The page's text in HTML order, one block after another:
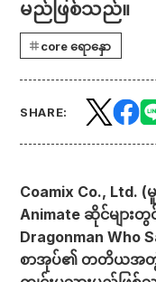
မည်ဖြစ်သည်။
core ရောနှော
SHARE:
Coamix Co.,
Animate ဆိုင်များတွ
Dragonman Who
စာအုပ်၏ တတိယအတွဲ